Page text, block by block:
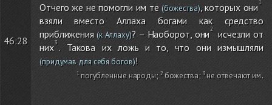
46:28
Отчего же не помогли им те(божества), которых они
взяли вместо Аллаха богами как средство
приближения(к Аллаху)? – Наоборот, они
исчезли от
них . Такова их ложь и то, что они измышляли
(придумав для себя богов)!
погубленные народы; божества; не отвечают им.